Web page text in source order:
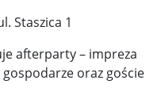
Staszica 1
afterparty – impreza
oraz goście